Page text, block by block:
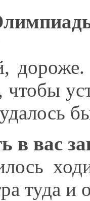
чтобы
удалось
в вас
туда и